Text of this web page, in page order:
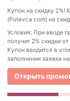
Купон на скидку 2%!
(Putevca com) на
Условия: При вводе
получит 2% скидки
Купон вводится в
заполнении заявки
Открыть